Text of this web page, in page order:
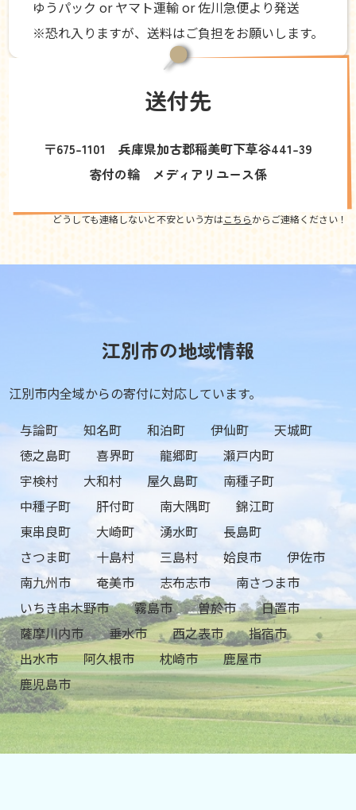
ゆうパック or ヤマト運輸 or 佐川急便より発送
※恐れ入りますが、送料はご負担をお願いします。
送付先
〒675-1101 兵庫県加古郡稲美町下草谷441-39
寄付の輪 メディアリユース係
どうしても連絡しないと不安という方はこちらからご連絡ください！
江別市の地域情報
江別市内全域からの寄付に対応しています。
与論町
知名町 和泊町 伊仙町
天城町
徳之島町
喜界町 龍郷町
瀬戸内町
宇検村
大和村 屋久島町
南種子町
中種子町
肝付町 南大隅町
錦江町
東串良町
大崎町 湧水町
長島町
さつま町
十島村 三島村 姶良市
伊佐市
南九州市
奄美市 志布志市
南さつま市
いちき串木野市
霧島市 曽於市
日置市
薩摩川内市
垂水市 西之表市
指宿市
出水市
阿久根市 枕崎市
鹿屋市
鹿児島市